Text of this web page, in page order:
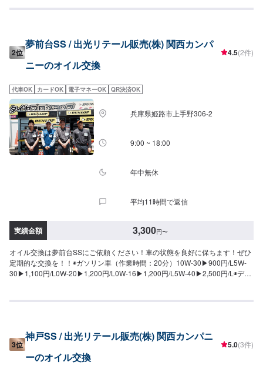
賃が【770円】かかります。
2位
夢前台SS / 出光リテール販売(株) 関西カンパ
ニーのオイル交換
4.5(2件)
代車OK カードOK 電子マネーOK QR決済OK
兵庫県姫路市上手野306-2
9:00 ~ 18:00
年中無休
平均11時間で返信
実績金額 3,300円〜
オイル交換は夢前台SSにご依頼ください！車の状態を良好に保ちます！ぜひ
定期的な交換を！！◉ガソリン車（作業時間：20分）10W-30▶︎900円/L5W-
30▶︎1,100円/L0W-20▶︎1,200円/L0W-16▶︎1,200円/L5W-40▶︎2,500円/L◉ディ
3位
神戸SS / 出光リテール販売(株) 関西カンパニ
ーのオイル交換
5.0(3件)